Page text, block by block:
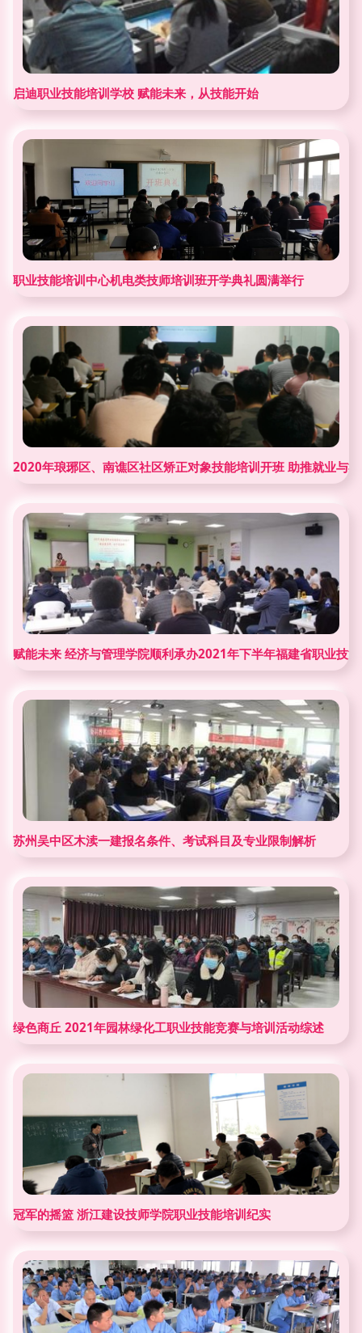
启迪职业技能培训学校 赋能未来，从技能开始
职业技能培训中心机电类技师培训班开学典礼圆满举行
2020年琅琊区、南谯区社区矫正对象技能培训开班 助推就业与
赋能未来 经济与管理学院顺利承办2021年下半年福建省职业技
苏州吴中区木渎一建报名条件、考试科目及专业限制解析
绿色商丘 2021年园林绿化工职业技能竞赛与培训活动综述
冠军的摇篮 浙江建设技师学院职业技能培训纪实